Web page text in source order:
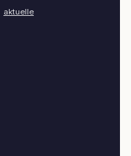
aktuelle